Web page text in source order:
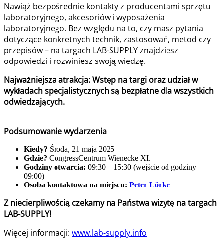
Nawiąż bezpośrednie kontakty z producentami sprzętu
laboratoryjnego, akcesoriów i wyposażenia
laboratoryjnego. Bez względu na to, czy masz pytania
dotyczące konkretnych technik, zastosowań, metod czy
przepisów – na targach LAB-SUPPLY znajdziesz
odpowiedzi i rozwiniesz swoją wiedzę.
Najważniejsza atrakcja: Wstęp na targi oraz udział w
wykładach specjalistycznych są bezpłatne dla wszystkich
odwiedzających.
Podsumowanie wydarzenia
Kiedy? Środa, 21 maja 2025
Gdzie? CongressCentrum Wienecke XI.
Godziny otwarcia: 09:30 – 15:30 (wejście od godziny
09:00)
Osoba kontaktowa na miejscu: Peter Lörke
Z niecierpliwością czekamy na Państwa wizytę na targach
LAB-SUPPLY!
Więcej informacji: www.lab-supply.info